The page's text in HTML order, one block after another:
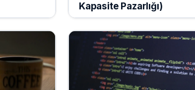
Kapasite Pazarlığı)